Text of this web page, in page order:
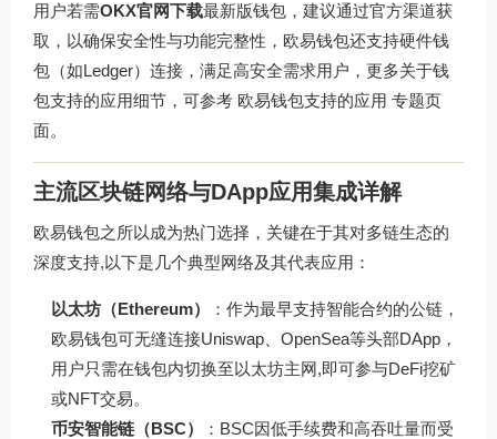
用户若需OKX官网下载最新版钱包，建议通过官方渠道获
取，以确保安全性与功能完整性，欧易钱包还支持硬件钱
包（如Ledger）连接，满足高安全需求用户，更多关于钱
包支持的应用细节，可参考 欧易钱包支持的应用 专题页
面。
主流区块链网络与DApp应用集成详解
欧易钱包之所以成为热门选择，关键在于其对多链生态的
深度支持,以下是几个典型网络及其代表应用：
以太坊（Ethereum）
：作为最早支持智能合约的公链，
欧易钱包可无缝连接Uniswap、OpenSea等头部DApp，
用户只需在钱包内切换至以太坊主网,即可参与DeFi挖矿
或NFT交易。
币安智能链（BSC）
：BSC因低手续费和高吞吐量而受